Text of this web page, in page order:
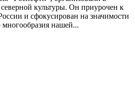
культуры. Он приурочен к
и сфокусирован на значимости
многообразия нашей...